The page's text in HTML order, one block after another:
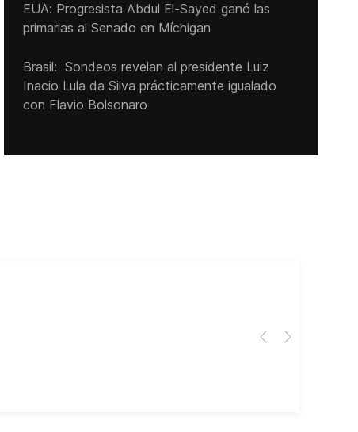
EUA: Progresista Abdul El-Sayed ganó las
primarias al Senado ‌en Míchigan
Brasil: Sondeos revelan al presidente Luiz
Inacio Lula da Silva prácticamente igualado
con Flavio Bolsonaro